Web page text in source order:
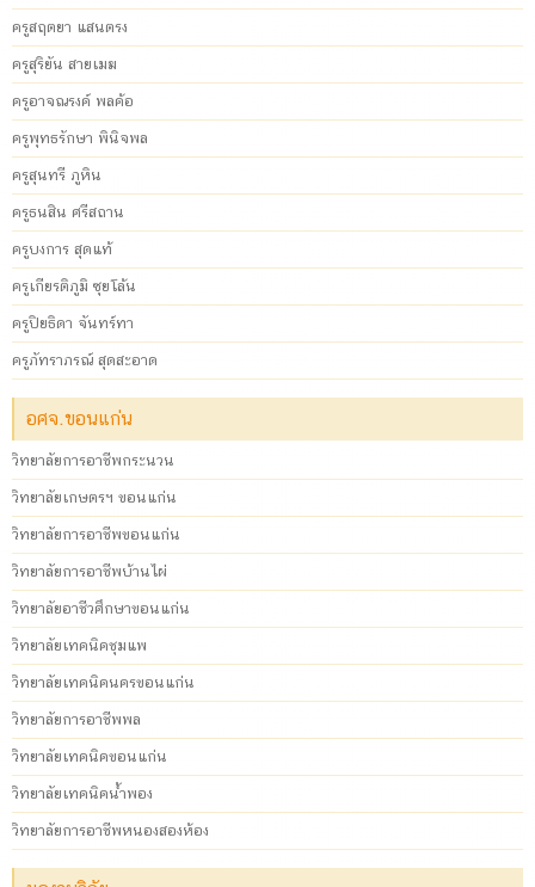
ครูสฤตยา แสนตรง
ครูสุริยัน สายเมฆ
ครูอาจณรงค์ พลค้อ
ครูพุทธรักษา พินิจพล
ครูสุนทรี ภูหิน
ครูธนสิน ศรีสถาน
ครูบงการ สุดแท้
ครูเกียรติภูมิ ซุยโล้น
ครูปิยธิดา จันทร์ทา
ครูภัทราภรณ์ สุดสะอาด
อศจ.ขอนแก่น
วิทยาลัยการอาชีพกระนวน
วิทยาลัยเกษตรฯ ขอนแก่น
วิทยาลัยการอาชีพขอนแก่น
วิทยาลัยการอาชีพบ้านไผ่
วิทยาลัยอาชีวศึกษาขอนแก่น
วิทยาลัยเทคนิคชุมแพ
วิทยาลัยเทคนิคนครขอนแก่น
วิทยาลัยการอาชีพพล
วิทยาลัยเทคนิคขอนแก่น
วิทยาลัยเทคนิคน้ำพอง
วิทยาลัยการอาชีพหนองสองห้อง